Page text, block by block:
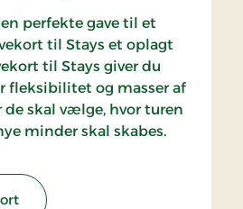
perfekte gave til et
til Stays et oplagt
til Stays giver du
fleksibilitet og masser af
de skal vælge, hvor turen
minder skal skabes.